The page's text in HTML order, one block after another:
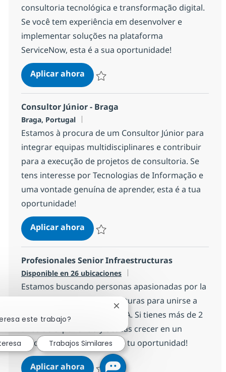
consultoria tecnológica e transformação digital.
Se você tem experiência em desenvolver e
implementar soluções na plataforma
ServiceNow, esta é a sua oportunidade!
Aplicar ahoraServiceNow Developer
Consultor Júnior - Braga
Ubicación
Braga, Portugal
Estamos à procura de um Consultor Júnior para
integrar equipas multidisciplinares e contribuir
para a execução de projetos de consultoria. Se
tens interesse por Tecnologias de Informação e
uma vontade genuína de aprender, esta é a tua
oportunidade!
Aplicar ahoraConsultor Júnior - Braga
Profesionales Senior Infraestructuras
Disponible en 26 ubicaciones
Estamos buscando personas apasionadas por la
tecnología y las infraestructuras para unirse a
nuestro equipo en NTT DATA. Si tienes más de 2
años de experiencia y deseas crecer en un
entorno innovador, ¡esta es tu oportunidad!
Aplicar ahoraProfesionales Senior
este trabajo?
Cerrar notificación de chatbot
Trabajos Similares